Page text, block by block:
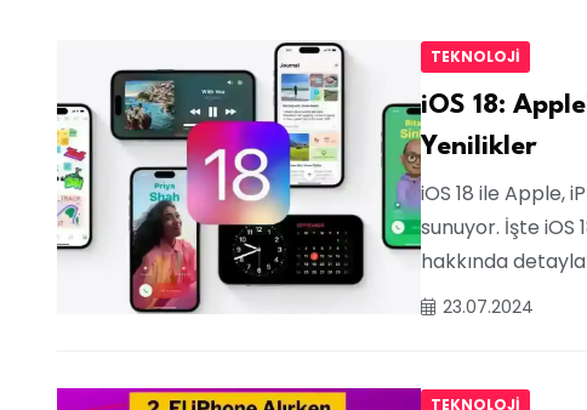
TEKNOLOJI
iOS 18:
Yenilikler
iOS 18 ile Apple,
sunuyor. İşte iOS
hakkında
23.07.2024
TEKNOLOJI